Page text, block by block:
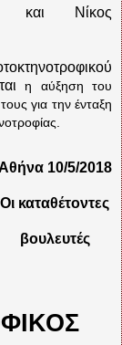
και Νίκος
η αύξηση του
για την ένταξη
10/5/2018
Οι καταθέτοντες
βουλευτές